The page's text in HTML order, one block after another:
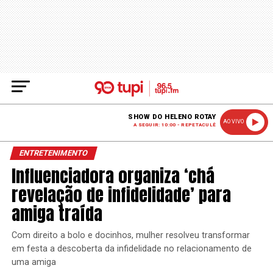
SHOW DO HELENO ROTAY
A SEGUIR: 10:00 - REPETACULÊ
AO VIVO
ENTRETENIMENTO
Influenciadora organiza ‘chá
revelação de infidelidade’ para
amiga traída
Com direito a bolo e docinhos, mulher resolveu transformar
em festa a descoberta da infidelidade no relacionamento de
uma amiga